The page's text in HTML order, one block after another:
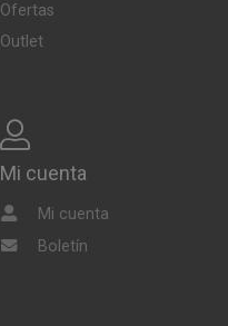
Ofertas
Outlet
Mi cuenta
Mi cuenta
Boletín